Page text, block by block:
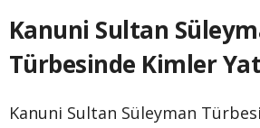
Kanuni Sultan
Türbesinde Kimler
Kanuni Sultan Süleyman